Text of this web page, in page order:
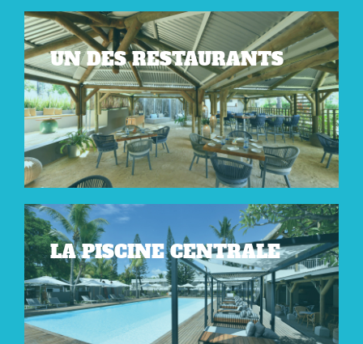
UN DES RESTAURANTS
LA PISCINE CENTRALE